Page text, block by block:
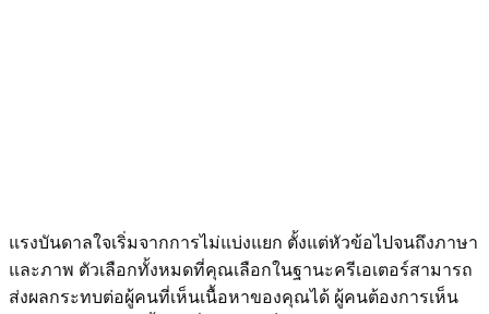
แรงบันดาลใจเริ่มจากการไม่แบ่งแยก ตั้งแต่หัวข้อไปจนถึงภาษา
และภาพ ตัวเลือกทั้งหมดที่คุณเลือกในฐานะครีเอเตอร์สามารถ
ส่งผลกระทบต่อผู้คนที่เห็นเนื้อหาของคุณได้ ผู้คนต้องการเห็น